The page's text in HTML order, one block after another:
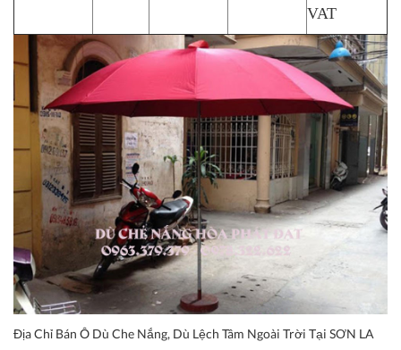
VAT
Địa Chỉ Bán Ô Dù Che Nắng, Dù Lệch Tâm Ngoài Trời Tại SƠN LA